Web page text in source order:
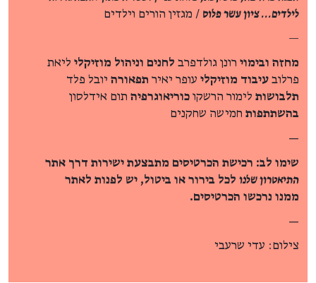
לילדים... ציון עשר פלוס / מגזין הורים וילדים
—
מחזה ובימוי רונן גולדפרב לחנים וניהול מוזיקלי ליאת
פרלוב עיבוד מוזיקלי עופר יאיר תפאורה יובל פלד
תלבושות לימור הרשקו כוריאוגרפיה תום אידלסון
בהשתתפות חמישה שחקנים
—
שימו לב: רכישת הכרטיסים מתבצעת ישירות דרך אתר
התיאטרון שלנו לכל בירור או ביטול, יש לפנות לאתר
ממנו נרכשו הכרטיסים.
—
צילום: עדי שרעבי